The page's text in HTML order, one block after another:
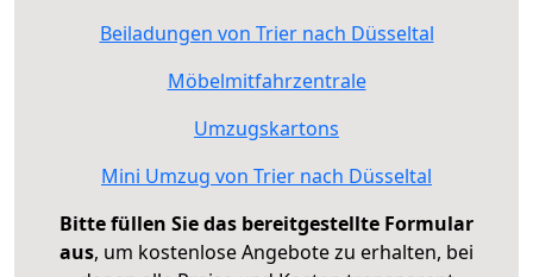
Beiladungen von Trier nach Düsseltal
Möbelmitfahrzentrale
Umzugskartons
Mini Umzug von Trier nach Düsseltal
Bitte füllen Sie das bereitgestellte Formular
aus, um kostenlose Angebote zu erhalten, bei